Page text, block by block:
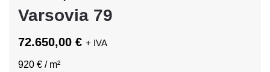
Varsovia 79
72.650,00 € + IVA
920 € / m²